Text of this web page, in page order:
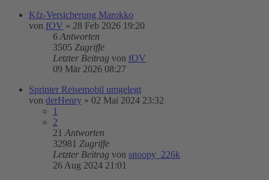
Kfz-Versicherung Marokko
von fOV » 28 Feb 2026 19:20
6 Antworten
3505 Zugriffe
Letzter Beitrag von fOV
09 Mär 2026 08:27
Sprinter Reisemobil umgelegt
von derHenry » 02 Mai 2024 23:32
1
2
21 Antworten
32981 Zugriffe
Letzter Beitrag von snoopy_226k
26 Aug 2024 21:01